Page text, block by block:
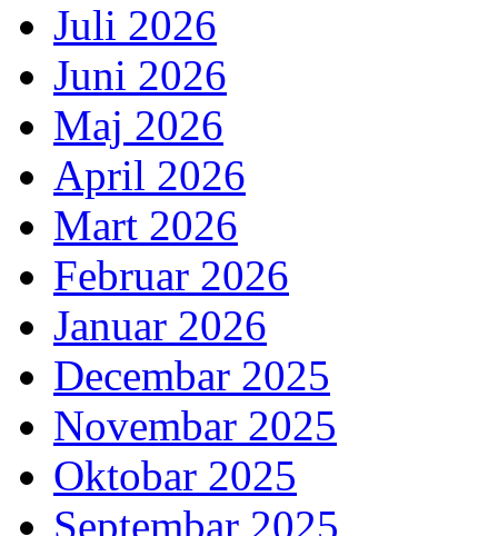
Juli 2026
Juni 2026
Maj 2026
April 2026
Mart 2026
Februar 2026
Januar 2026
Decembar 2025
Novembar 2025
Oktobar 2025
Septembar 2025